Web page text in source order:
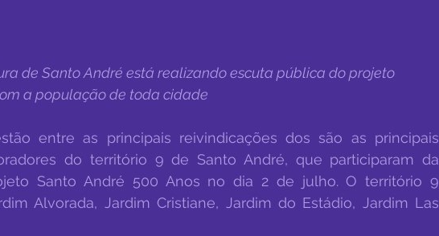
de Santo André está realizando escuta pública do projeto
a população de toda cidade
entre as principais reivindicações dos são as principais
do território 9 de Santo André, que participaram da
Santo André 500 Anos no dia 2 de julho. O território 9
Alvorada, Jardim Cristiane, Jardim do Estádio, Jardim Las